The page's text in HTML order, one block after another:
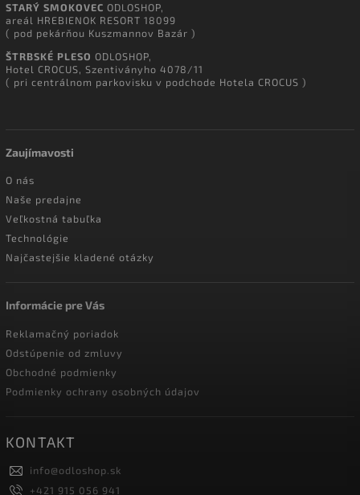
STARÝ SMOKOVEC ODLOSHOP,
areál HREBIENOK RESORT 18099
( pod pekárňou Kuszmannov Bazár )
ŠTRBSKÉ PLESO ODLOSHOP,
Hotel CROCUS, Szentiványho 4078/11
( pri centrálnom parkovisku v podchode Hotela CROCUS )
Zaujímavosti
O nás
Naše predajne
Veľkostná tabuľka
Technológie
Najčastejšie kladené otázky
Informácie pre Vás
Reklamačný poriadok
Odstúpenie od zmluvy
Obchodné podmienky
Podmienky ochrany osobných údajov
KONTAKT
info@odloshop.sk
+421 915 056 941